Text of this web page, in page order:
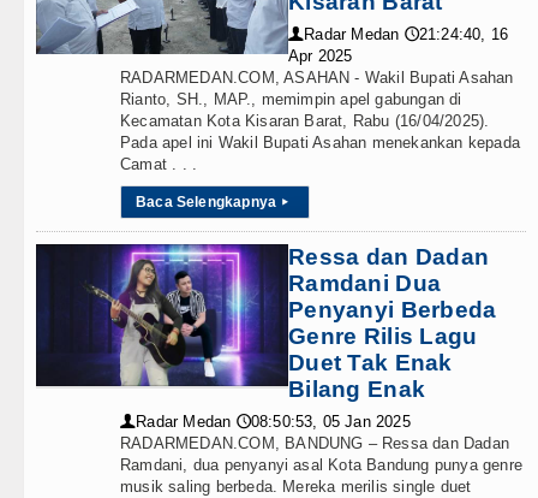
Internasional
TIPS dan TRIK
Kesehatan
Kuliner
Siraman Rohani
Produksi Kelapa di Nias Utara
Kapolsek, Ini Daftar Lengkapnya
Tekankan Pelayanan Publik yang Cepat dan
Turnamen Catur Antar Wartawan, Ajang
Daerah se-Kepulauan Nias Percepat Usulan
Masyarakat Lewat Peningkatan Pelayanan
Pelaku Curanmor di Tebing Tinggi
di Anfield Minggu 9 Agustus 2026 Pukul 20.30
Persahabatan di Seoul Minggu 9 Agustus 2026
Soroti Kinerja Kadis Perkimcikataru Medan
👤 Radar Medan 🕔21:24:40, 16
Apr 2025
RADARMEDAN.COM, ASAHAN - Wakil Bupati Asahan
Rianto, SH., MAP., memimpin apel gabungan di
Kecamatan Kota Kisaran Barat, Rabu (16/04/2025).
Pada apel ini Wakil Bupati Asahan menekankan kepada
Camat . . .
Baca Selengkapnya ▸
Ressa dan Dadan
Ramdani Dua
Penyanyi Berbeda
Genre Rilis Lagu
Duet Tak Enak
Bilang Enak
👤 Radar Medan 🕔08:50:53, 05 Jan 2025
RADARMEDAN.COM, BANDUNG – Ressa dan Dadan
Ramdani, dua penyanyi asal Kota Bandung punya genre
musik saling berbeda. Mereka merilis single duet